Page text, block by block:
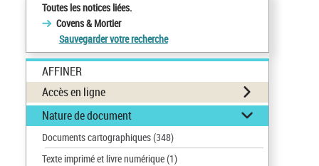
Toutes les notices liées.
Covens & Mortier
Sauvegarder votre recherche
AFFINER
Accès en ligne
Nature de document
Documents cartographiques(348)
Texte imprimé et livre numérique(1)